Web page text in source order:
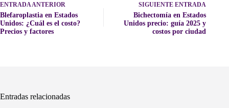
ENTRADA ANTERIOR
Blefaroplastia en Estados
Unidos: ¿Cuál es el costo?
Precios y factores
SIGUIENTEENTRADA
Bichectomía en Estados
Unidos precio: guía 2025 y
costos por ciudad
Entradas relacionadas